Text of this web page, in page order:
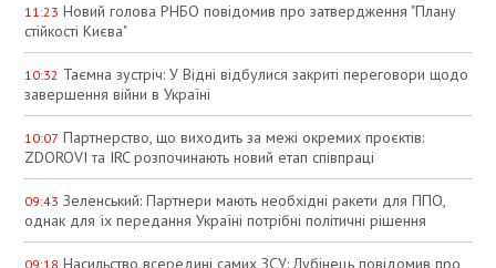
11:23 Новий голова РНБО повідомив про затвердження "Плану
стійкості Києва"
10:32 Таємна зустріч: У Відні відбулися закриті переговори щодо
завершення війни в Україні
10:07 Партнерство, що виходить за межі окремих проєктів:
ZDOROVI та IRC розпочинають новий етап співпраці
09:43 Зеленський: Партнери мають необхідні ракети для ППО,
однак для їх передання Україні потрібні політичні рішення
09:18 Насильство всередині самих ЗСУ: Лубінець повідомив про